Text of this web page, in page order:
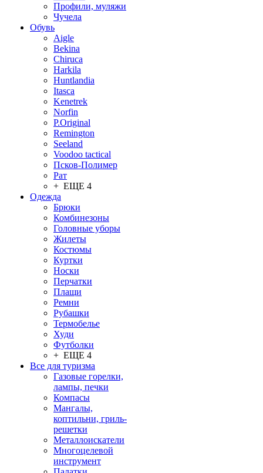
Профили, муляжи
Чучела
Обувь
Aigle
Bekina
Chiruсa
Harkila
Huntlandia
Itasca
Kenetrek
Norfin
P.Original
Remington
Seeland
Voodoo tactical
Псков-Полимер
Рат
+ ЕЩЕ 4
Одежда
Брюки
Комбинезоны
Головные уборы
Жилеты
Костюмы
Куртки
Носки
Перчатки
Плащи
Ремни
Рубашки
Термобелье
Худи
Футболки
+ ЕЩЕ 4
Все для туризма
Газовые горелки,
лампы, печки
Компасы
Мангалы,
коптильни, гриль-
решетки
Металлоискатели
Многоцелевой
инструмент